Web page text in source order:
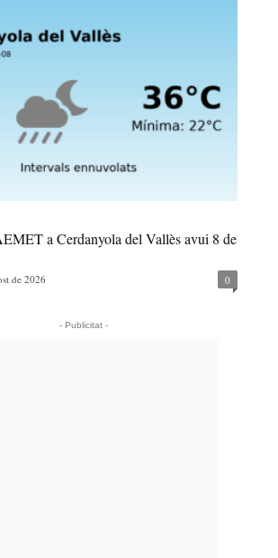
a Cerdanyola del Vallès avui 8 de
de 2026 0
- Publicitat -